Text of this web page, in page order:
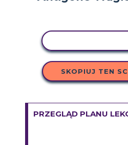
SKOPIUJ TEN
PRZEGLĄD PLANU